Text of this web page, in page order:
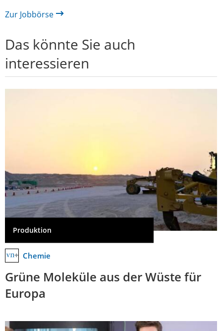
Zur Jobbörse
Das könnte Sie auch
interessieren
Produktion
Chemie
Grüne Moleküle aus der Wüste für
Europa